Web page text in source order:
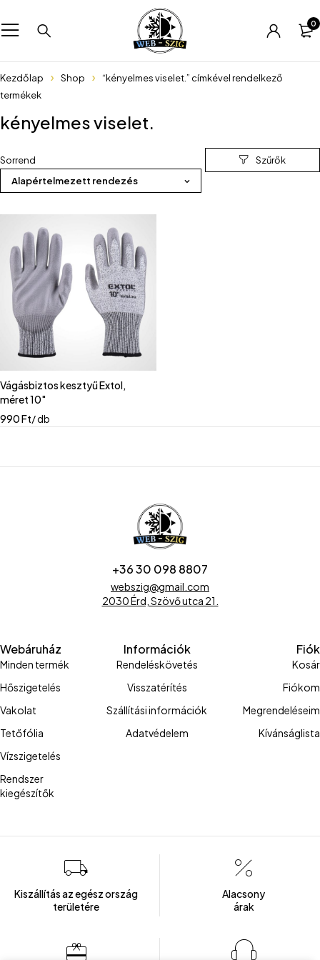
0
Kezdőlap Shop
“kényelmes viselet.” címkével rendelkező
termékek
kényelmes viselet.
Sorrend
Alapértelmezett rendezés
Vágásbiztos kesztyű Extol,
méret 10"
990Ft/ db
+36 30 098 8807
webszig@gmail.com
2030 Érd, Szövő utca 21.
Webáruház
Minden termék
Hőszigetelés
Vakolat
Tetőfólia
Vízszigetelés
Rendszer
kiegészítők
Információk
Rendeléskövetés
Visszatérítés
Szállítási információk
Adatvédelem
Fiók
Kosár
Fiókom
Megrendeléseim
Kívánságlista
Kiszállítás az egész ország
területére
Alacsony
árak